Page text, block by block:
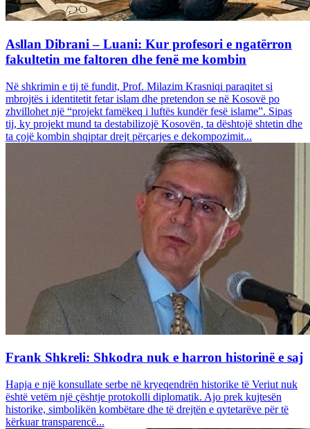
Asllan Dibrani – Luani: Kur profesori e ngatërron
fakultetin me faltoren dhe fenë me kombin
Në shkrimin e tij të fundit, Prof. Milazim Krasniqi paraqitet si
mbrojtës i identitetit fetar islam dhe pretendon se në Kosovë po
zhvillohet një “projekt famëkeq i luftës kundër fesë islame”. Sipas
tij, ky projekt mund ta destabilizojë Kosovën, ta dështojë shtetin dhe
ta çojë kombin shqiptar drejt përçarjes e dekompozimit...
Frank Shkreli: Shkodra nuk e harron historinë e saj
Hapja e një konsullate serbe në kryeqendrën historike të Veriut nuk
është vetëm një çështje protokolli diplomatik. Ajo prek kujtesën
historike, simbolikën kombëtare dhe të drejtën e qytetarëve për të
kërkuar transparencë...